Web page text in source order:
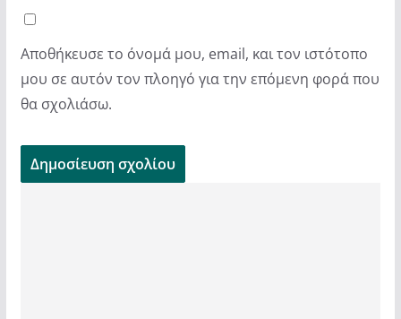
Αποθήκευσε το όνομά μου, email, και τον ιστότοπο
μου σε αυτόν τον πλοηγό για την επόμενη φορά που
θα σχολιάσω.